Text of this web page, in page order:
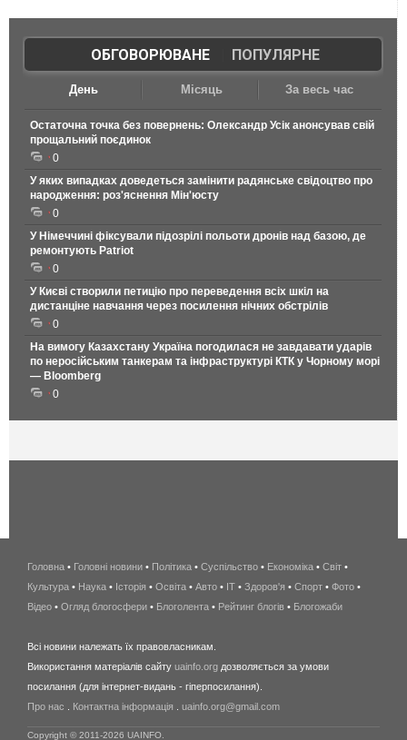
ОБГОВОРЮВАНЕ| ПОПУЛЯРНЕ
День Місяць За весь час
Остаточна точка без повернень: Олександр Усік анонсував свій
прощальний поєдинок
0
У яких випадках доведеться замінити радянське свідоцтво про
народження: роз'яснення Мін'юсту
0
У Німеччині фіксували підозрілі польоти дронів над базою, де
ремонтують Patriot
0
У Києві створили петицію про переведення всіх шкіл на
дистанціне навчання через посилення нічних обстрілів
0
На вимогу Казахстану Україна погодилася не завдавати ударів
по неросійським танкерам та інфраструктурі КТК у Чорному морі
— Bloomberg
0
беспроводной
интернет
киев
wimax
в
Головна • Головні новини • Політика • Суспільство • Економіка • Світ •
Культура • Наука • Історія • Освіта • Авто • IT • Здоров'я • Спорт • Фото •
Відео • Огляд блогосфери • Блоголента • Рейтинг блогів • Блогожаби
Всі новини належать їх правовласникам.
Використання матеріалів сайту uainfo.org дозволяється за умови
посилання (для інтернет-видань - гіперпосилання).
Про нас
Контактна інформація uainfo.org@gmail.com
Copyright © 2011-2026 UAINFO.